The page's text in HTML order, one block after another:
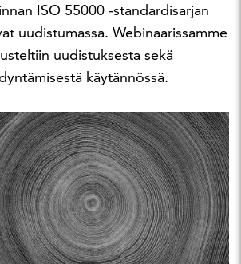
ISO 55000 -standardisarjan
uudistumassa. Webinaarissamme
uudistuksesta sekä
käytännössä.